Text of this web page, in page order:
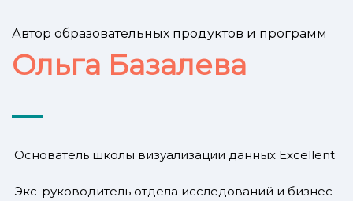
Автор образовательных продуктов и программ
Ольга Базалева
Основатель школы визуализации данных Excellent
Экс-руководитель отдела исследований и бизнес-